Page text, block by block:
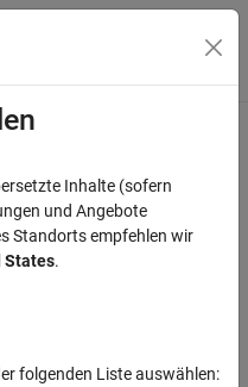
information?
Inhalte (sofern
und Angebote
Standorts empfehlen wir
States.
folgenden Liste auswählen: